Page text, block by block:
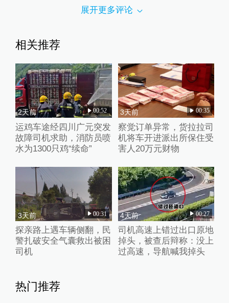
展开更多评论
相关推荐
2天前 00:52
运鸡车途经四川广元突发
故障司机求助，消防员喷
水为1300只鸡“续命”
3天前 00:35
察觉订单异常，货拉拉司
机将车开进派出所保住受
害人20万元财物
3天前 00:31
探亲路上遇车辆侧翻，民
警扎破安全气囊救出被困
司机
4天前 00:27
司机高速上错过出口原地
掉头，被查后辩称：没上
过高速，导航喊我掉头
热门推荐